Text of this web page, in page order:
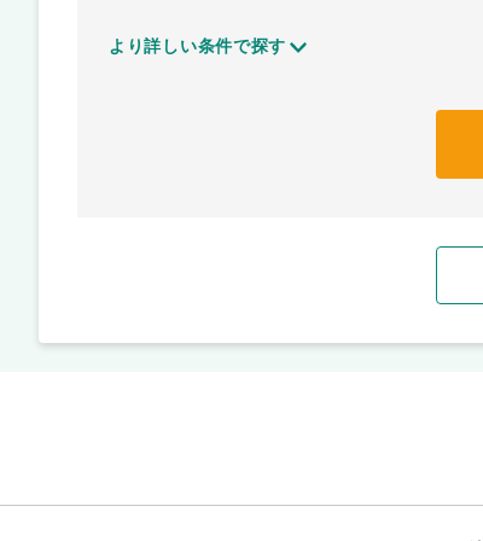
より詳しい条件で探す